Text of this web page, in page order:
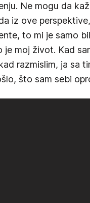
Ne mogu da
iz ove
to mi je samo
je moj život. Kad
razmislim, ja sa
što sam sebi